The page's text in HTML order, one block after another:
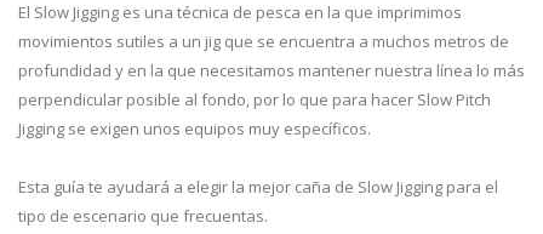
El Slow Jigging es una técnica de pesca en la que imprimimos
movimientos sutiles a un jig que se encuentra a muchos metros de
profundidad y en la que necesitamos mantener nuestra línea lo más
perpendicular posible al fondo, por lo que para hacer Slow Pitch
Jigging se exigen unos equipos muy específicos.
Esta guía te ayudará a elegir la mejor caña de Slow Jigging para el
tipo de escenario que frecuentas.